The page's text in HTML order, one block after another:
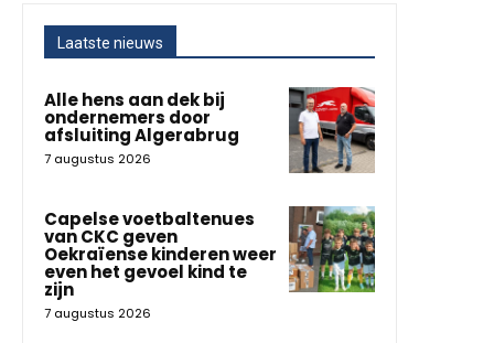
Laatste nieuws
Alle hens aan dek bij
ondernemers door
afsluiting Algerabrug
7 augustus 2026
Capelse voetbaltenues
van CKC geven
Oekraïense kinderen weer
even het gevoel kind te
zijn
7 augustus 2026